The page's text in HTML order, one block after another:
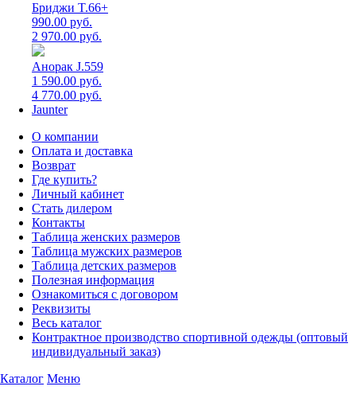
Бриджи T.66+
990.00 руб.
2 970.00 руб.
Анорак J.559
1 590.00 руб.
4 770.00 руб.
Jaunter
О компании
Оплата и доставка
Возврат
Где купить?
Личный кабинет
Стать дилером
Контакты
Таблица женских размеров
Таблица мужских размеров
Таблица детских размеров
Полезная информация
Ознакомиться с договором
Реквизиты
Весь каталог
Контрактное производство спортивной одежды (оптовый
индивидуальный заказ)
Каталог Меню